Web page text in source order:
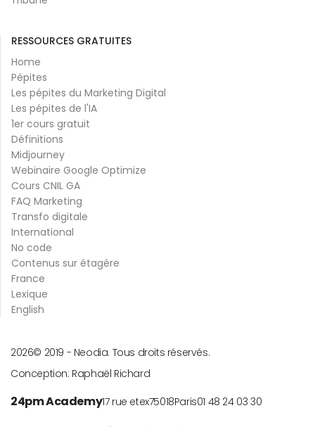
RESSOURCES GRATUITES
Home
Pépites
Les pépites du Marketing Digital
Les pépites de l'IA
1er cours gratuit
Définitions
Midjourney
Webinaire Google Optimize
Cours CNIL GA
FAQ Marketing
Transfo digitale
International
No code
Contenus sur étagère
France
Lexique
English
© 2019 -
2026
Neodia. Tous droits réservés.
Conception: Raphaël Richard
24pm Academy17 rue etex75018Paris01 48 24 03 30